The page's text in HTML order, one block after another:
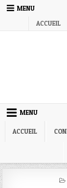
Skip
MENU
ACCUEIL
MENU
ACCUEIL